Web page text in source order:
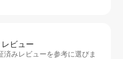
ビ⁠ュ⁠ー
済みレビューを参考に選びま